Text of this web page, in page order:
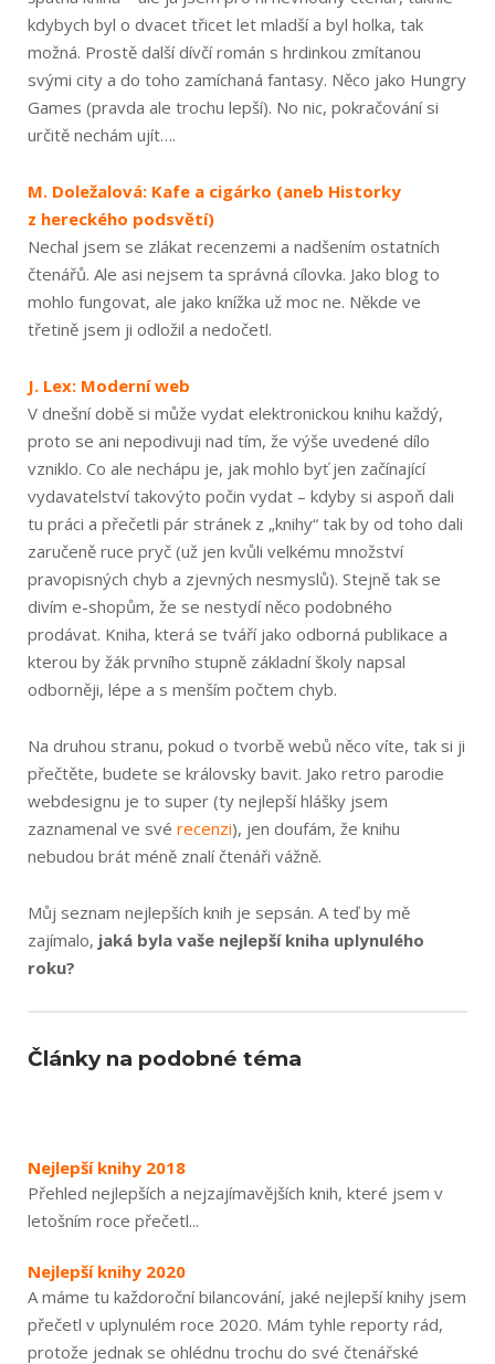
kdybych byl o dvacet třicet let mladší a byl holka, tak
možná. Prostě další dívčí román s hrdinkou zmítanou
svými city a do toho zamíchaná fantasy. Něco jako Hungry
Games (pravda ale trochu lepší). No nic, pokračování si
určitě nechám ujít….
M. Doležalová: Kafe a cigárko (aneb Historky
z hereckého podsvětí)
Nechal jsem se zlákat recenzemi a nadšením ostatních
čtenářů. Ale asi nejsem ta správná cílovka. Jako blog to
mohlo fungovat, ale jako knížka už moc ne. Někde ve
třetině jsem ji odložil a nedočetl.
J. Lex: Moderní web
V dnešní době si může vydat elektronickou knihu každý,
proto se ani nepodivuji nad tím, že výše uvedené dílo
vzniklo. Co ale nechápu je, jak mohlo byť jen začínající
vydavatelství takovýto počin vydat – kdyby si aspoň dali
tu práci a přečetli pár stránek z „knihy“ tak by od toho dali
zaručeně ruce pryč (už jen kvůli velkému množství
pravopisných chyb a zjevných nesmyslů). Stejně tak se
divím e-shopům, že se nestydí něco podobného
prodávat. Kniha, která se tváří jako odborná publikace a
kterou by žák prvního stupně základní školy napsal
odborněji, lépe a s menším počtem chyb.
Na druhou stranu, pokud o tvorbě webů něco víte, tak si ji
přečtěte, budete se královsky bavit. Jako retro parodie
webdesignu je to super (ty nejlepší hlášky jsem
zaznamenal ve své recenzi), jen doufám, že knihu
nebudou brát méně znalí čtenáři vážně.
Můj seznam nejlepších knih je sepsán. A teď by mě
zajímalo, jaká byla vaše nejlepší kniha uplynulého
roku?
Články na podobné téma
Nejlepší knihy 2018
Přehled nejlepších a nejzajímavějších knih, které jsem v
letošním roce přečetl...
Nejlepší knihy 2020
A máme tu každoroční bilancování, jaké nejlepší knihy jsem
přečetl v uplynulém roce 2020. Mám tyhle reporty rád,
protože jednak se ohlédnu trochu do své čtenářské